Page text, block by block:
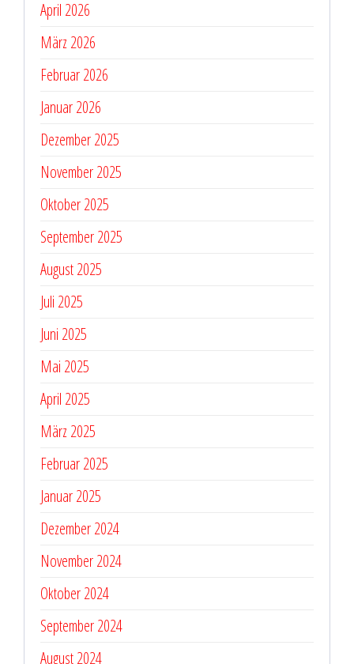
April 2026
März 2026
Februar 2026
Januar 2026
Dezember 2025
November 2025
Oktober 2025
September 2025
August 2025
Juli 2025
Juni 2025
Mai 2025
April 2025
März 2025
Februar 2025
Januar 2025
Dezember 2024
November 2024
Oktober 2024
September 2024
August 2024